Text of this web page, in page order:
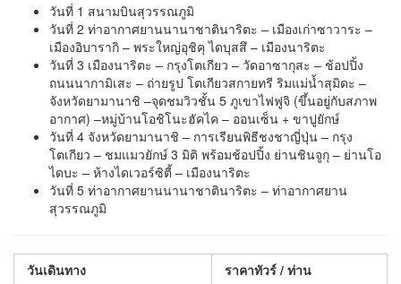
วันที่ 1 สนามบินสุวรรณภูมิ
วันที่ 2 ท่าอากาศยานนานาชาตินาริตะ – เมืองเก่าซาวาระ –
เมืองอิบารากิ – พระใหญ่อุชิคุ ไดบุสสึ – เมืองนาริตะ
วันที่ 3 เมืองนาริตะ – กรุงโตเกียว – วัดอาซากุสะ – ช้อปปิ้ง
ถนนนากามิเสะ – ถ่ายรูป โตเกียวสกายทรี ริมแม่น้ำสุมิดะ –
จังหวัดยามานาชิ –จุดชมวิวชั้น 5 ภูเขาไฟฟูจิ (ขึ้นอยู่กับสภาพ
อากาศ) –หมู่บ้านโอชิโนะฮัคไค – ออนเซ็น + ขาปูยักษ์
วันที่ 4 จังหวัดยามานาชิ – การเรียนพิธีชงชาญี่ปุ่น – กรุง
โตเกียว – ชมแมวยักษ์ 3 มิติ พร้อมช้อปปิ้ง ย่านชินจูกุ – ย่านโอ
ไดบะ – ห้างไดเวอร์ซิตี้ – เมืองนาริตะ
วันที่ 5 ท่าอากาศยานนานาชาตินาริตะ – ท่าอากาศยาน
สุวรรณภูมิ
วันเดินทาง
ราคาทัวร์ / ท่าน